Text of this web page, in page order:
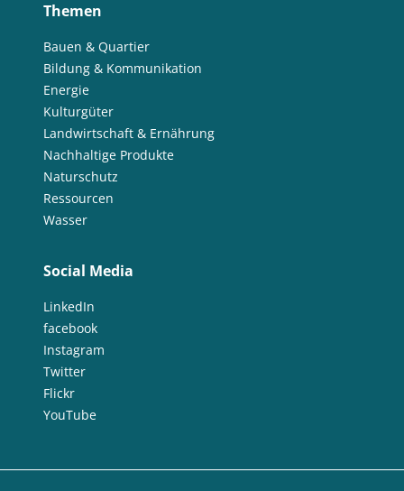
Themen
Bauen & Quartier
Bildung & Kommunikation
Energie
Kulturgüter
Landwirtschaft & Ernährung
Nachhaltige Produkte
Naturschutz
Ressourcen
Wasser
Social Media
LinkedIn
facebook
Instagram
Twitter
Flickr
YouTube